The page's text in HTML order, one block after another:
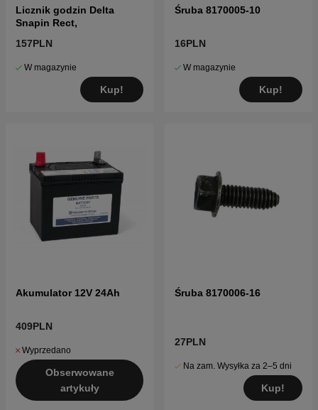
Licznik godzin Delta
Snapin Rect,
157PLN
W magazynie
Kup!
Śruba 8170005-10
16PLN
W magazynie
Kup!
Akumulator 12V 24Ah
409PLN
Wyprzedano
Obserwowane
artykuły
Śruba 8170006-16
27PLN
Na zam. Wysyłka za 2–5 dni
Kup!